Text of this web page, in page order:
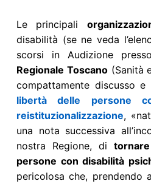
Le principali
disabilità (se ne veda
scorsi in Audizione
Regionale Toscano(Sanità
compattamente discusso
libertà delle persone
reistituzionalizzazione,
una nota successiva
nostra Regione, di
persone con disabilità
pericolosa che,